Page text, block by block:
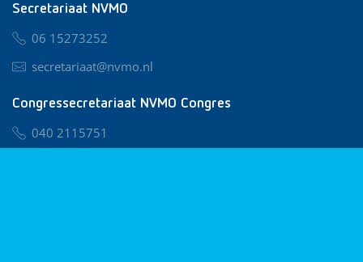
Secretariaat NVMO
06 15273252
secretariaat@nvmo.nl
Congressecretariaat NVMO Congres
040 2115751